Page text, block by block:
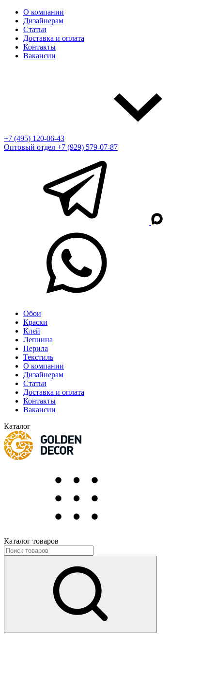
О компании
Дизайнерам
Статьи
Доставка и оплата
Контакты
Вакансии
+7 (495) 120-06-43
Оптовый отдел +7 (929) 579-07-87
Обои
Краски
Клей
Лепнина
Перила
Текстиль
О компании
Дизайнерам
Статьи
Доставка и оплата
Контакты
Вакансии
Каталог
Каталог товаров